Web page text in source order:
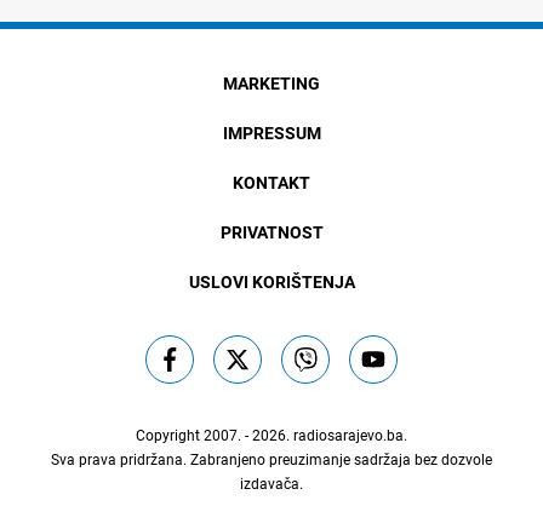
MARKETING
IMPRESSUM
KONTAKT
PRIVATNOST
USLOVI KORIŠTENJA
Copyright 2007. - 2026. radiosarajevo.ba.
Sva prava pridržana. Zabranjeno preuzimanje sadržaja bez dozvole
izdavača.